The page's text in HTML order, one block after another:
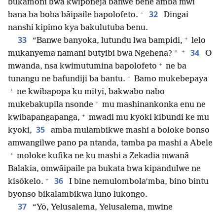
bukamoni bwa kwiponeja banwe bene amba mwi
bana ba boba bāipaile bapolofeto. + 32
Dingai
nanshi kipimo kya bakulutuba benu.
33 “Banwe banyoka, lutundu lwa bampidi, + lelo
mukanyema namani butyibi bwa Ngehena? * + 34
O
mwanda, nsa kwimutumina bapolofeto + ne ba
tunangu ne bafundiji ba bantu. + Bamo mukebepaya
+ ne kwibapopa ku mityi, bakwabo nabo
mukebakupila nsonde + mu mashinankonka enu ne
kwibapangapanga, + mwadi mu kyoki kibundi ke mu
kyoki, 35
amba mulambikwe mashi a boloke bonso
amwangilwe pano pa ntanda, tamba pa mashi a Abele
+ moloke kufika ne ku mashi a Zekadia mwanā
Balakia, omwāipaile pa bukata bwa kipandulwe ne
kisōkelo. + 36
I bine nemulombola’mba, bino bintu
byonso bikalambikwa luno lukongo.
37
“Yō, Yelusalema, Yelusalema, mwine